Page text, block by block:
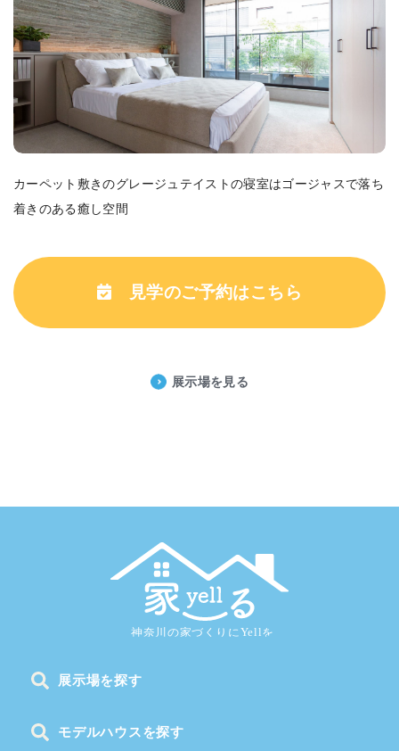
カーペット敷きのグレージュテイストの寝室はゴージャスで落ち
着きのある癒し空間
見学のご予約はこちら
展示場を見る
展示場を探す
モデルハウスを探す